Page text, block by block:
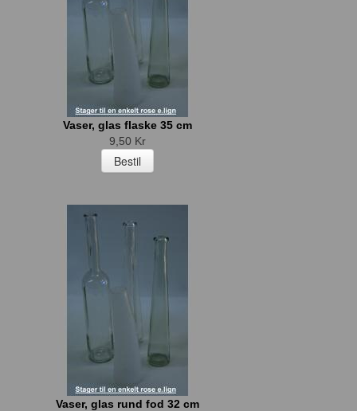
Vaser, glas flaske 35 cm
9,50 Kr
Vaser, glas rund fod 32 cm